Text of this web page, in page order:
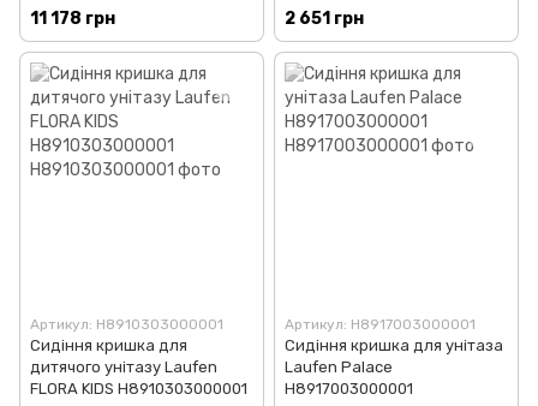
11 178 грн 2 651 грн
Артикул: H8910303000001
Сидіння кришка для
дитячого унітазу Laufen
FLORA KIDS H8910303000001
Артикул: H8917003000001
Сидіння кришка для унітаза
Laufen Palace
H8917003000001